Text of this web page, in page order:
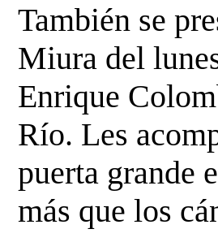
También se
Miura del
Enrique
Río. Les
puerta grande
más que los